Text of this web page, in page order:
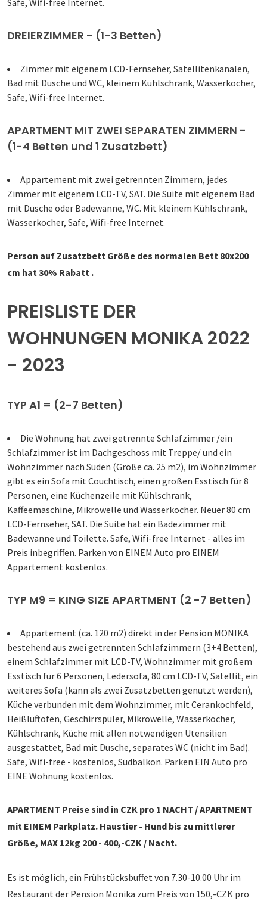
Safe, Wifi-free Internet.
DREIERZIMMER - (1-3 Betten)
Zimmer mit eigenem LCD-Fernseher, Satellitenkanälen,
Bad mit Dusche und WC, kleinem Kühlschrank, Wasserkocher,
Safe, Wifi-free Internet.
APARTMENT MIT ZWEI SEPARATEN ZIMMERN -
(1-4 Betten und 1 Zusatzbett)
Appartement mit zwei getrennten Zimmern, jedes
Zimmer mit eigenem LCD-TV, SAT. Die Suite mit eigenem Bad
mit Dusche oder Badewanne, WC. Mit kleinem Kühlschrank,
Wasserkocher, Safe, Wifi-free Internet.
Person auf Zusatzbett Größe des normalen Bett 80x200
cm hat 30% Rabatt .
PREISLISTE DER
WOHNUNGEN MONIKA 2022
- 2023
TYP A1 = (2-7 Betten)
Die Wohnung hat zwei getrennte Schlafzimmer /ein
Schlafzimmer ist im Dachgeschoss mit Treppe/ und ein
Wohnzimmer nach Süden (Größe ca. 25 m2), im Wohnzimmer
gibt es ein Sofa mit Couchtisch, einen großen Esstisch für 8
Personen, eine Küchenzeile mit Kühlschrank,
Kaffeemaschine, Mikrowelle und Wasserkocher. Neuer 80 cm
LCD-Fernseher, SAT. Die Suite hat ein Badezimmer mit
Badewanne und Toilette. Safe, Wifi-free Internet - alles im
Preis inbegriffen. Parken von EINEM Auto pro EINEM
Appartement kostenlos.
TYP M9 = KING SIZE APARTMENT (2 -7 Betten)
Appartement (ca. 120 m2) direkt in der Pension MONIKA
bestehend aus zwei getrennten Schlafzimmern (3+4 Betten),
einem Schlafzimmer mit LCD-TV, Wohnzimmer mit großem
Esstisch für 6 Personen, Ledersofa, 80 cm LCD-TV, Satellit, ein
weiteres Sofa (kann als zwei Zusatzbetten genutzt werden),
Küche verbunden mit dem Wohnzimmer, mit Cerankochfeld,
Heißluftofen, Geschirrspüler, Mikrowelle, Wasserkocher,
Kühlschrank, Küche mit allen notwendigen Utensilien
ausgestattet, Bad mit Dusche, separates WC (nicht im Bad).
Safe, Wifi-free - kostenlos, Südbalkon. Parken EIN Auto pro
EINE Wohnung kostenlos.
APARTMENT Preise sind in CZK pro 1 NACHT / APARTMENT
mit EINEM Parkplatz. Haustier - Hund bis zu mittlerer
Größe, MAX 12kg 200 - 400,-CZK / Nacht.
Es ist möglich, ein Frühstücksbuffet von 7.30-10.00 Uhr im
Restaurant der Pension Monika zum Preis von 150,-CZK pro